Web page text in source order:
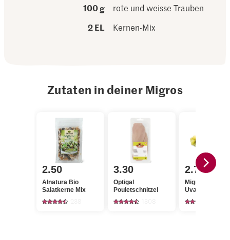
100 g
rote und weisse Trauben
2 EL
Kernen-Mix
Zutaten in deiner Migros
2.50
Alnatura Bio
Salatkerne Mix
3.30
Optigal
Pouletschnitzel
2.75
Migros Trauben
Uva Italia